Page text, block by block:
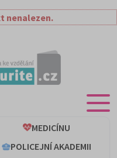
nenalezen.
MEDICÍNU
POLICEJNÍ AKADEMII